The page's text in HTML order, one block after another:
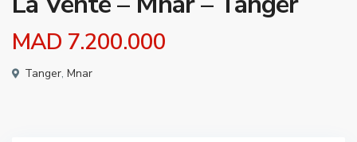
MAD 7.200.000
Tanger, Mnar